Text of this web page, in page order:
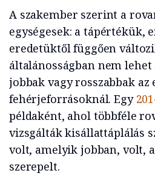
A szakember szerint a
egységesek: a tápértékük,
eredetüktől függően
általánosságban nem
jobbak vagy rosszabbak
fehérjeforrásoknál. Egy
példaként, ahol többféle
vizsgálták kisállattáplálás
volt, amelyik jobban, volt,
szerepelt.